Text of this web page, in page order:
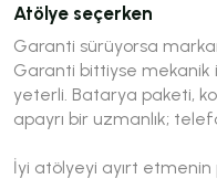
Atölye seçerken
Garanti sürüyorsa
Garanti bittiyse
yeterli. Batarya paketi,
apayrı bir uzmanlık;
İyi atölyeyi ayırt